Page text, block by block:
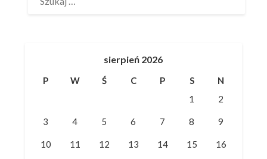
sierpień 2026
P W Ś C P S
N
1
2
3 4 5 6 7 8 9
10 11 12 13 14 15 16